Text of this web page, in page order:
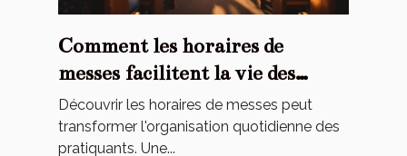
Comment les horaires de
messes facilitent la vie des
pratiquants ?
Découvrir les horaires de messes peut
transformer l'organisation quotidienne des
pratiquants. Une...